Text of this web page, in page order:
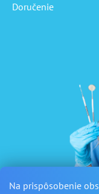
Na prispôsobenie
Doručenie